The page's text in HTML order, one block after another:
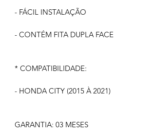
- FÁCIL INSTALAÇÃO
- CONTÉM FITA DUPLA FACE
* COMPATIBILIDADE:
- HONDA CITY (2015 À 2021)
GARANTIA: 03 MESES